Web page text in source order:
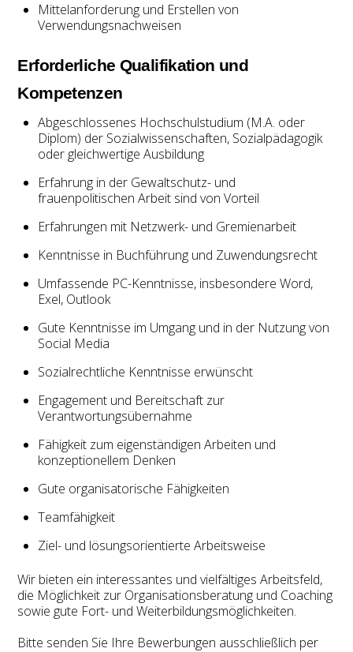
Mittelanforderung und Erstellen von
Verwendungsnachweisen
Erforderliche Qualifikation und
Kompetenzen
Abgeschlossenes Hochschulstudium (M.A. oder
Diplom) der Sozialwissenschaften, Sozialpädagogik
oder gleichwertige Ausbildung
Erfahrung in der Gewaltschutz- und
frauenpolitischen Arbeit sind von Vorteil
Erfahrungen mit Netzwerk- und Gremienarbeit
Kenntnisse in Buchführung und Zuwendungsrecht
Umfassende PC-Kenntnisse, insbesondere Word,
Exel, Outlook
Gute Kenntnisse im Umgang und in der Nutzung von
Social Media
Sozialrechtliche Kenntnisse erwünscht
Engagement und Bereitschaft zur
Verantwortungsübernahme
Fähigkeit zum eigenständigen Arbeiten und
konzeptionellem Denken
Gute organisatorische Fähigkeiten
Teamfähigkeit
Ziel- und lösungsorientierte Arbeitsweise
Wir bieten ein interessantes und vielfältiges Arbeitsfeld,
die Möglichkeit zur Organisationsberatung und Coaching
sowie gute Fort- und Weiterbildungsmöglichkeiten.
Bitte senden Sie Ihre Bewerbungen ausschließlich per